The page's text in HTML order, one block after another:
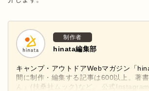
制作者
hinata編集部
キャンプ・アウトドアWebマガジン「
間に制作・編集する記事は600以上。著
ん』(扶桑社ムック)など。 公式Instagram